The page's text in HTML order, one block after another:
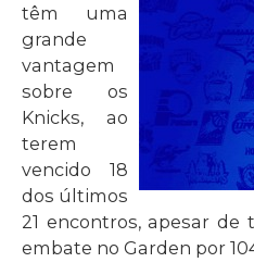
têm uma
grande
vantagem
sobre os
Knicks, ao
terem
vencido 18
dos últimos
21 encontros, apesar
embate no Garden por